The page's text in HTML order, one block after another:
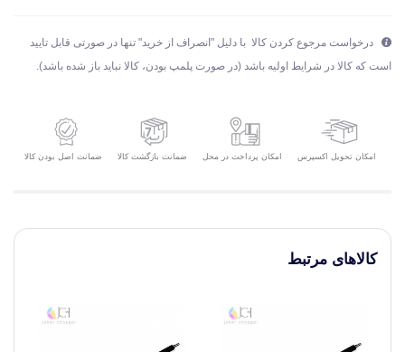
درخواست مرجوع کردن کالا با دلیل "انصراف از خرید" تنها در صورتی قابل تایید
است که کالا در شرایط اولیه باشد (در صورت پلمپ بودن، کالا نباید باز شده باشد).
امکان تحویل اکسپرس امکان پرداخت در محل ضمانت بازگشت کالا ضمانت اصل بودن کالا
کالاهای مرتبط